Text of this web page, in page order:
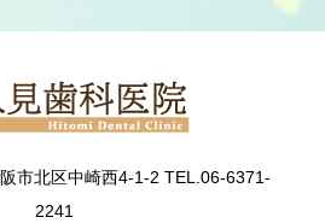
市北区中崎西4-1-2 TEL.06-6371-
2241